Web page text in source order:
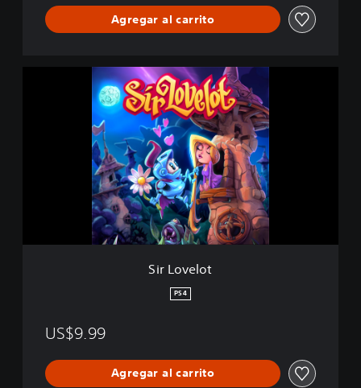
Agregar al carrito
Sir Lovelot
PS4
US$9.99
Agregar al carrito